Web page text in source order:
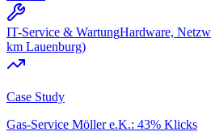
IT-Service & WartungHardware,
km Lauenburg)
Case Study
Gas-Service Möller e.K.: 43% Klicks